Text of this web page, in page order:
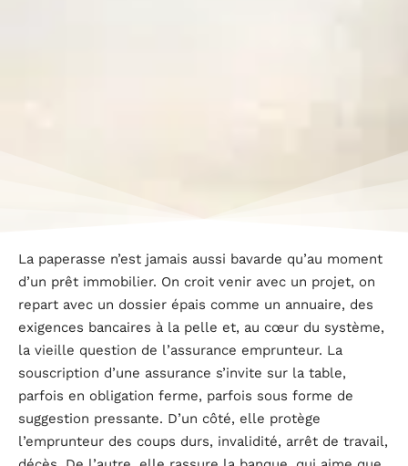
La paperasse n’est jamais aussi bavarde qu’au moment
d’un prêt immobilier. On croit venir avec un projet, on
repart avec un dossier épais comme un annuaire, des
exigences bancaires à la pelle et, au cœur du système,
la vieille question de l’assurance emprunteur. La
souscription d’une assurance s’invite sur la table,
parfois en obligation ferme, parfois sous forme de
suggestion pressante. D’un côté, elle protège
l’emprunteur des coups durs, invalidité, arrêt de travail,